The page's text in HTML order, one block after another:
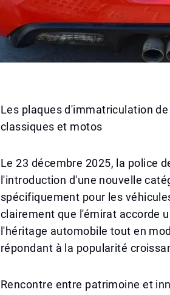
Les plaques d'immatriculation
classiques et motos
Le 23 décembre 2025, la police
l'introduction d'une nouvelle
spécifiquement pour les
clairement que l'émirat accorde
l'héritage automobile tout en
répondant à la popularité
Rencontre entre patrimoine et